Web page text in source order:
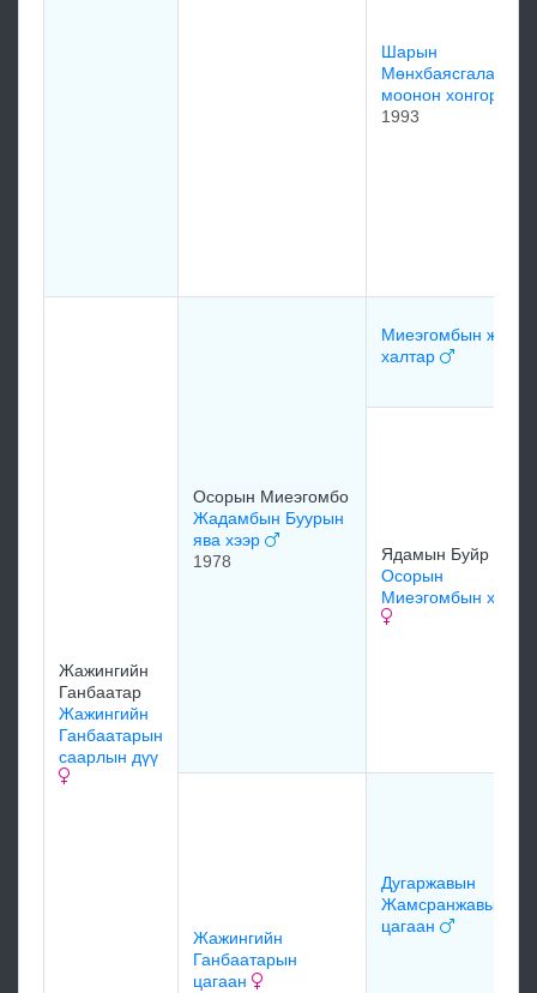
Шарын
моонон хонгор
1993
Жажингийн
Ганбаатар
Жажингийн
Ганбаатарын
саарлын дүү
Осорын Миеэгомбо
Жадамбын Буурын
ява хээр
1978
Миеэгомбын жажин
халтар
Ядамын Буйр
Осорын
Миеэгомбын
Жажингийн
Ганбаатарын
цагаан
Дугаржавын
Жамсранжавын
цагаан